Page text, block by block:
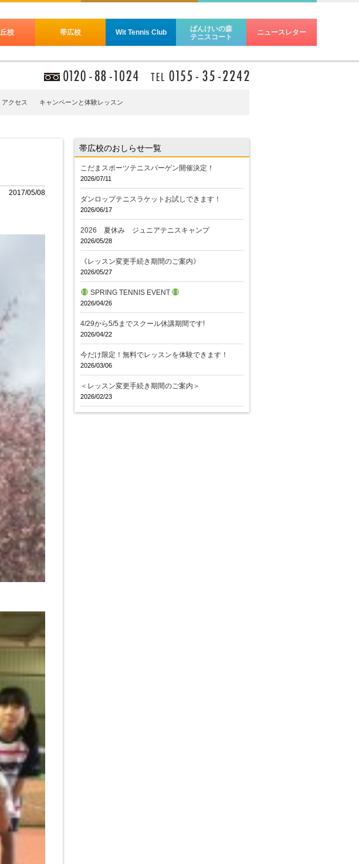
校 帯広校 Wit Tennis Club
ばんけいの森
テニスコート
ニュースレター
アクセス キャンペーンと体験レッスン
2017/05/08
帯広校のおしらせ一覧
こだまスポーツテニスバーゲン開催決定！
2026/07/11
ダンロップテニスラケットお試しできます！
2026/06/17
2026 夏休み ジュニアテニスキャンプ
2026/05/28
《レッスン変更手続き期間のご案内》
2026/05/27
SPRING TENNIS EVENT
2026/04/26
4/29から5/5までスクール休講期間です!
2026/04/22
今だけ限定！無料でレッスンを体験できます！
2026/03/06
＜レッスン変更手続き期間のご案内＞
2026/02/23